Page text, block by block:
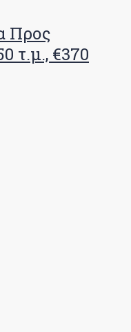
Προς
τ.μ., €370